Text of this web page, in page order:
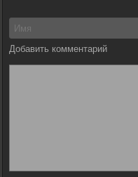
Добавить комментарий